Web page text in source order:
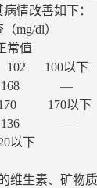
情改善如下：
mg/dl）
常值
100以下
168 —
170以下
136 —
以下
维生素、矿物质